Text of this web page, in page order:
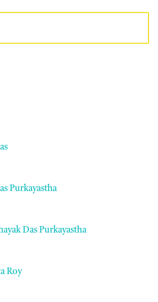
Purkayastha
Das Purkayastha
Roy